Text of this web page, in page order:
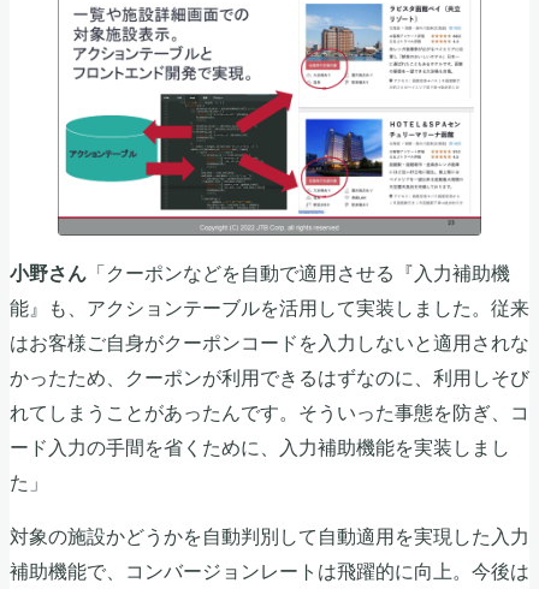
小野さん 「クーポンなどを自動で適用させる『入力補助機
能』も、アクションテーブルを活用して実装しました。従来
はお客様ご自身がクーポンコードを入力しないと適用されな
かったため、クーポンが利用できるはずなのに、利用しそび
れてしまうことがあったんです。そういった事態を防ぎ、コ
ード入力の手間を省くために、入力補助機能を実装しまし
た」
対象の施設かどうかを自動判別して自動適用を実現した入力
補助機能で、コンバージョンレートは飛躍的に向上。今後は